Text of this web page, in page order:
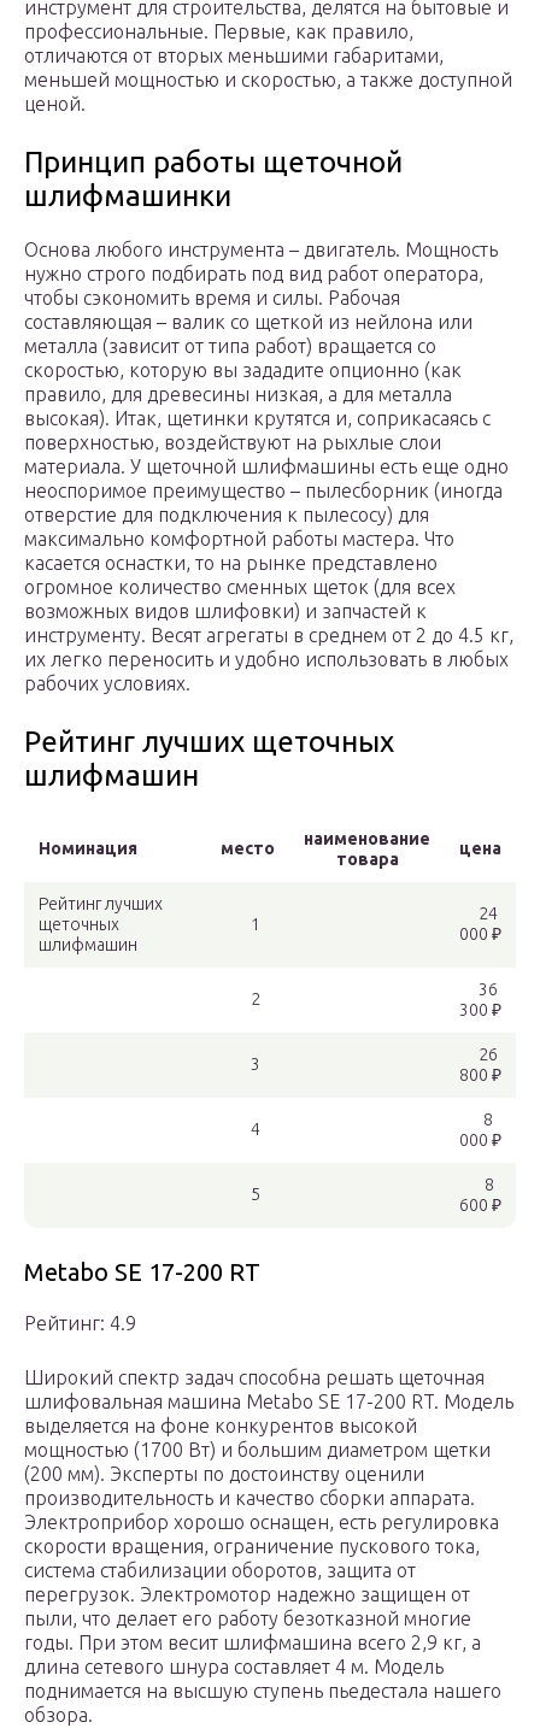
инструмент для строительства, делятся на бытовые и
профессиональные. Первые, как правило,
отличаются от вторых меньшими габаритами,
меньшей мощностью и скоростью, а также доступной
ценой.
Принцип работы щеточной
шлифмашинки
Основа любого инструмента – двигатель. Мощность
нужно строго подбирать под вид работ оператора,
чтобы сэкономить время и силы. Рабочая
составляющая – валик со щеткой из нейлона или
металла (зависит от типа работ) вращается со
скоростью, которую вы зададите опционно (как
правило, для древесины низкая, а для металла
высокая). Итак, щетинки крутятся и, соприкасаясь с
поверхностью, воздействуют на рыхлые слои
материала. У щеточной шлифмашины есть еще одно
неоспоримое преимущество – пылесборник (иногда
отверстие для подключения к пылесосу) для
максимально комфортной работы мастера. Что
касается оснастки, то на рынке представлено
огромное количество сменных щеток (для всех
возможных видов шлифовки) и запчастей к
инструменту. Весят агрегаты в среднем от 2 до 4.5 кг,
их легко переносить и удобно использовать в любых
рабочих условиях.
Рейтинг лучших щеточных
шлифмашин
Номинация место
наименование
товара
цена
Рейтинг лучших
щеточных
шлифмашин
1
24
000 ₽
2
36
300 ₽
3
26
800 ₽
4
8
000 ₽
5
8
600 ₽
Metabo SE 17-200 RT
Рейтинг: 4.9
Широкий спектр задач способна решать щеточная
шлифовальная машина Metabo SE 17-200 RT. Модель
выделяется на фоне конкурентов высокой
мощностью (1700 Вт) и большим диаметром щетки
(200 мм). Эксперты по достоинству оценили
производительность и качество сборки аппарата.
Электроприбор хорошо оснащен, есть регулировка
скорости вращения, ограничение пускового тока,
система стабилизации оборотов, защита от
перегрузок. Электромотор надежно защищен от
пыли, что делает его работу безотказной многие
годы. При этом весит шлифмашина всего 2,9 кг, а
длина сетевого шнура составляет 4 м. Модель
поднимается на высшую ступень пьедестала нашего
обзора.